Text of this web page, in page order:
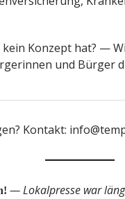
Konzept hat? —
und Bürger
Kontakt:
— Lokalpresse war